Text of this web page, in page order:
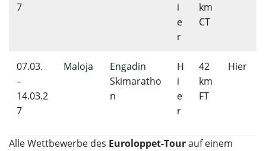
7
i
e
r
km
CT
07.03.
–
14.03.2
7
Maloja
Engadin
Skimaratho
n
H
i
e
r
42
km
FT
Hier
Alle Wettbewerbe des Euroloppet-Tourauf einem